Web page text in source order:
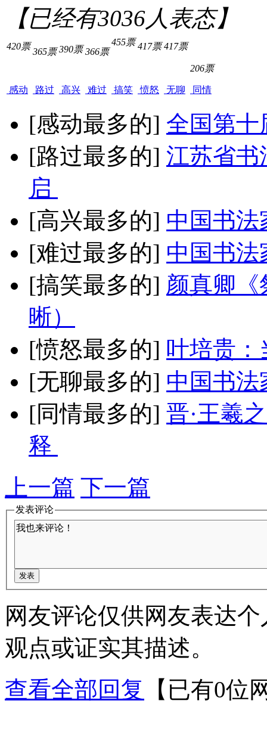
【已经有3036人表态】
420票
感动
365票
路过
390票
高兴
366票
难过
455票
搞笑
417票
愤怒
417票
无聊
206票
同情
[感动最多的] 全国第十
[路过最多的] 江苏省书
启
[高兴最多的] 中国书法
[难过最多的] 中国书法
[搞笑最多的] 颜真卿《
晰）
[愤怒最多的] 叶培贵：
[无聊最多的] 中国书法
[同情最多的] 晋·王羲
释
上一篇 下一篇
发表评论
网友评论仅供网友表达
观点或证实其描述。
查看全部回复
【已有0位